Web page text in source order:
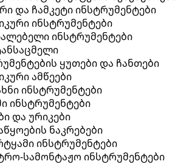
და ჩამკეტი ინსტრუმენტები
ინსტრუმენტები
ინსტრუმენტები
ყუთები და ჩანთები
ამწეები
ინსტრუმენტები
ინსტრუმენტები
და ურიკები
ნაკრებები
ინსტრუმენტები
სამონტაჟო ინსტრუმენტები